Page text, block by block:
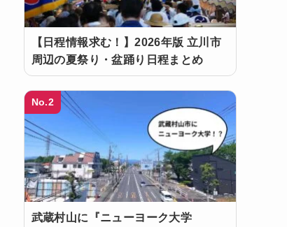
【日程情報求む！】2026年版 立川市
周辺の夏祭り・盆踊り日程まとめ
No.2
武蔵村山に『ニューヨーク大学